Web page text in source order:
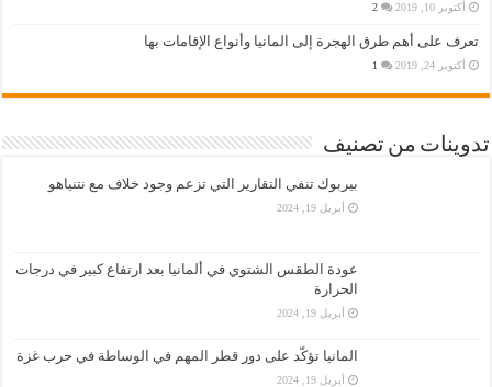
أكتوبر 10, 2019 2
تعرف على أهم طرق الهجرة إلى المانيا وأنواع الإقامات بها
أكتوبر 24, 2019 1
تدوينات من تصنيف
بيربوك تنفي التقارير التي تزعم وجود خلاف مع نتنياهو
أبريل 19, 2024
عودة الطقس الشتوي في ألمانيا بعد ارتفاع كبير في درجات
الحرارة
أبريل 19, 2024
المانيا تؤكّد على دور قطر المهم في الوساطة في حرب غزة
أبريل 19, 2024